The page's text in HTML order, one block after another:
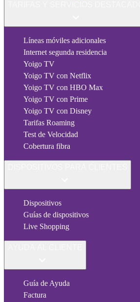
Líneas móviles adicionales
Internet segunda residencia
Yoigo TV
Yoigo TV con Netflix
Yoigo TV con HBO Max
Yoigo TV con Prime
Yoigo TV con Disney
Tarifas Roaming
Test de Velocidad
Cobertura fibra
Dispositivos
Guías de dispositivos
Live Shopping
Guía de Ayuda
Factura